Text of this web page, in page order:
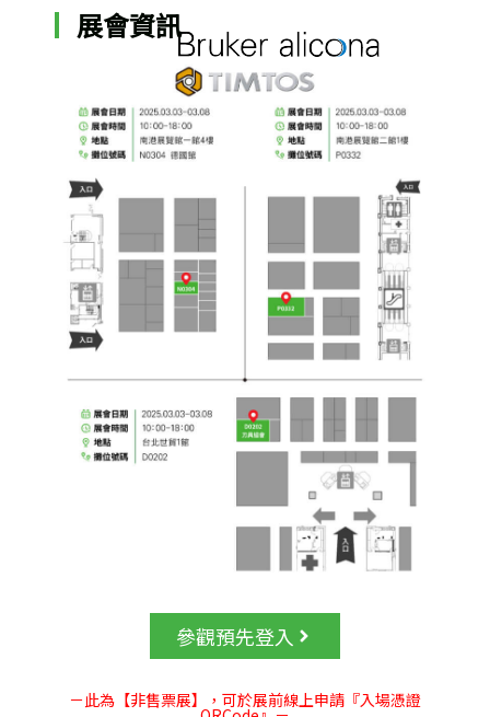
展會資訊
參觀預先登入
－此為【非售票展】，可於展前線上申請『入場憑證